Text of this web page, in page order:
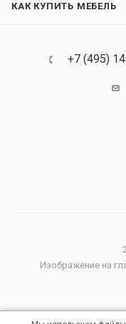
КАК КУПИТЬ МЕБЕЛЬ
+7 (495)
Изображение на